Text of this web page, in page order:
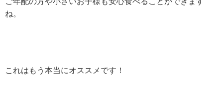
ね。
これはもう本当にオススメです！